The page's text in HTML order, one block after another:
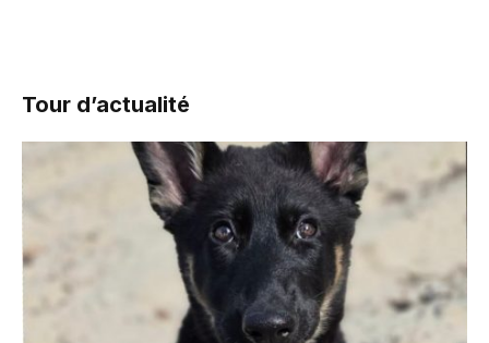
Tour d’actualité